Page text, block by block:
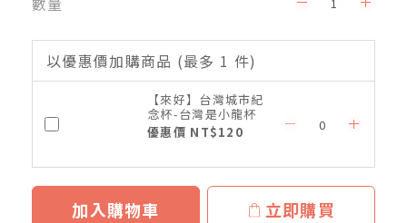
以優惠價加購商品 (最多 1 件)
【來好】台灣城市紀
念杯-台灣是小龍杯
優惠價 NT$120
加入購物車 立即購買